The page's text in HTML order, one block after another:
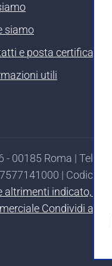
siamo
e posta certificata
utili
- 00185 Roma | Tel.
| Codice
indicato,
Condividi allo